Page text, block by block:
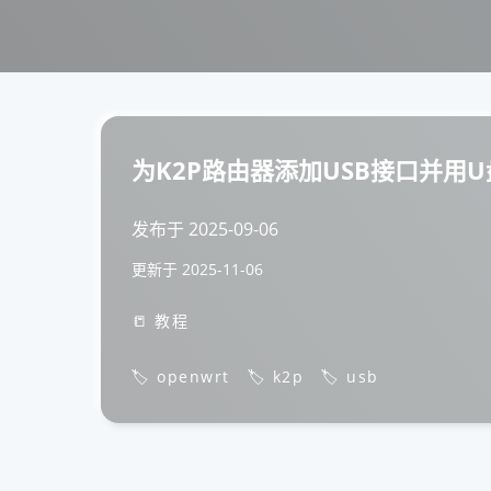
为K2P路由器添加USB接口并用
发布于 2025-09-06
更新于 2025-11-06
📒 教程
🏷️ openwrt 🏷️ k2p 🏷️ usb